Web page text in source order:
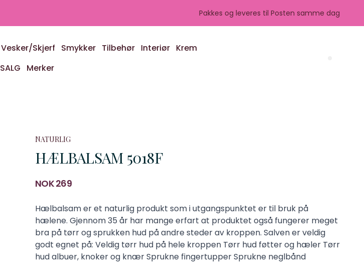
Pakkes og leveres til Posten samme dag
Vesker/Skjerf Smykker Tilbehør Interiør Krem
SALG
Merker
NATURLIG
HÆLBALSAM 5018F
Produktdetaljer
NOK 269
Description
Hælbalsam er et naturlig produkt som i utgangspunktet er til bruk på
hælene. Gjennom 35 år har mange erfart at produktet også fungerer meget
bra på tørr og sprukken hud på andre steder av kroppen. Salven er veldig
godt egnet på: Veldig tørr hud på hele kroppen Tørr hud føtter og hæler Tørr
hud albuer, knoker og knær Sprukne fingertupper Sprukne neglbånd